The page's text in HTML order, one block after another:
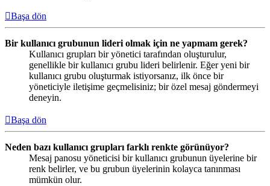
Başa dön
Bir kullanıcı grubunun lideri olmak için ne yapmam gerek?
Kullanıcı grupları bir yönetici tarafından oluşturulur,
genellikle bir kullanıcı grubu lideri belirlenir. Eğer yeni bir
kullanıcı grubu oluşturmak istiyorsanız, ilk önce bir
yöneticiyle iletişime geçmelisiniz; bir özel mesaj göndermeyi
deneyin.
Başa dön
Neden bazı kullanıcı grupları farklı renkte görünüyor?
Mesaj panosu yöneticisi bir kullanıcı grubunun üyelerine bir
renk belirler, ve bu grubun üyelerinin kolayca tanınması
mümkün olur.